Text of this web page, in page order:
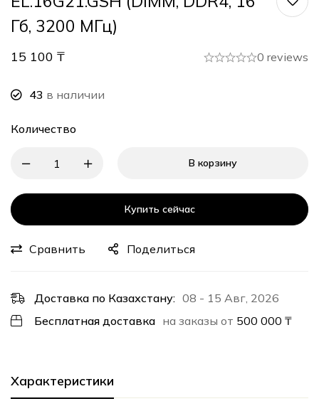
Гб, 3200 МГц)
15 100 ₸ 0 reviews
43 в наличии
Количество
В корзину
Купить сейчас
Сравнить Поделиться
Доставка по Казахстану: 08 - 15 Авг, 2026
Бесплатная доставка на заказы от 500 000 ₸
Характеристики